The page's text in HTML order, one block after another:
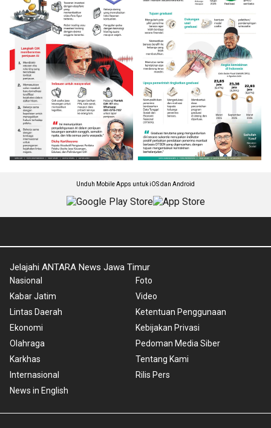
Unduh Mobile Apps untuk iOS dan Android
Jelajahi ANTARA News Jawa Timur
Nasional
Kabar Jatim
Lintas Daerah
Ekonomi
Olahraga
Karkhas
Internasional
News in English
Foto
Video
Ketentuan Penggunaan
Kebijakan Privasi
Pedoman Media Siber
Tentang Kami
Rilis Pers